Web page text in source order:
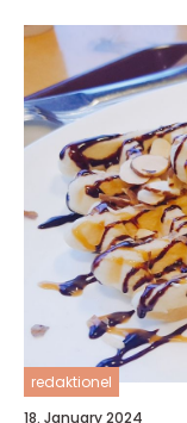
redaktionel
18. January 2024